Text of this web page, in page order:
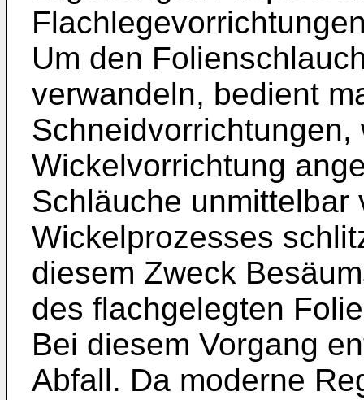
Um den
verwandeln, bedient
Schneidvorrichtungen,
Wickelvorrichtung
Schläuche unmittelbar
Wickelprozesses
diesem Zweck
des flachgelegten
Bei diesem Vorgang
Abfall. Da moderne